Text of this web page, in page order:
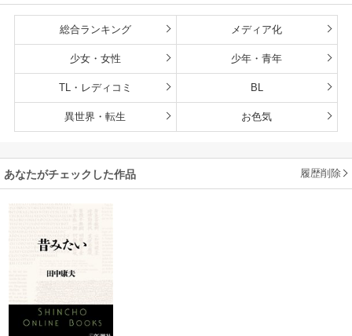
総合ランキング メディア化
少女・女性 少年・青年
TL・レディコミ BL
異世界・転生 お色気
あなたがチェックした作品 履歴削除